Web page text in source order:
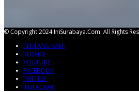
© Copyright 2024 IniSurabaya.com. All Rights
TENTANG KAMI
REDAKSI
YOUTUBE
FACEBOOK
TWITTER
INSTAGRAM